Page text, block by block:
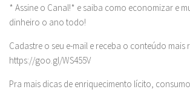
* Assine o Canal!* e saiba como economizar e
dinheiro o ano todo!
Cadastre o seu e-mail e receba o conteúdo mais
https://goo.gl/WS455V
Pra mais dicas de enriquecimento lícito,